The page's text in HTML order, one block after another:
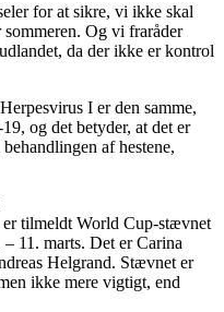
for at sikre, vi ikke skal
Og vi fraråder
da der ikke er kontrol
I er den samme,
og det betyder, at det er
af hestene,
tilmeldt World Cup-stævnet
11. marts. Det er Carina
Helgrand. Stævnet er
ikke mere vigtigt, end